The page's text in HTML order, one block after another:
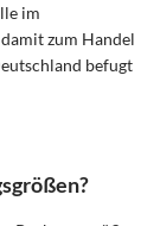
im
zum Handel
befugt